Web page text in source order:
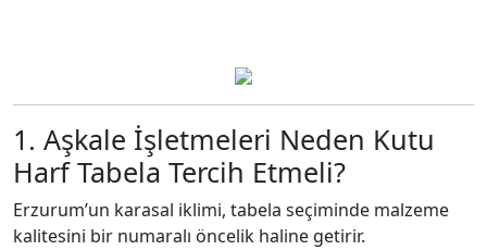
1. Aşkale İşletmeleri Neden Kutu
Harf Tabela Tercih Etmeli?
Erzurum’un karasal iklimi, tabela seçiminde malzeme
kalitesini bir numaralı öncelik haline getirir.